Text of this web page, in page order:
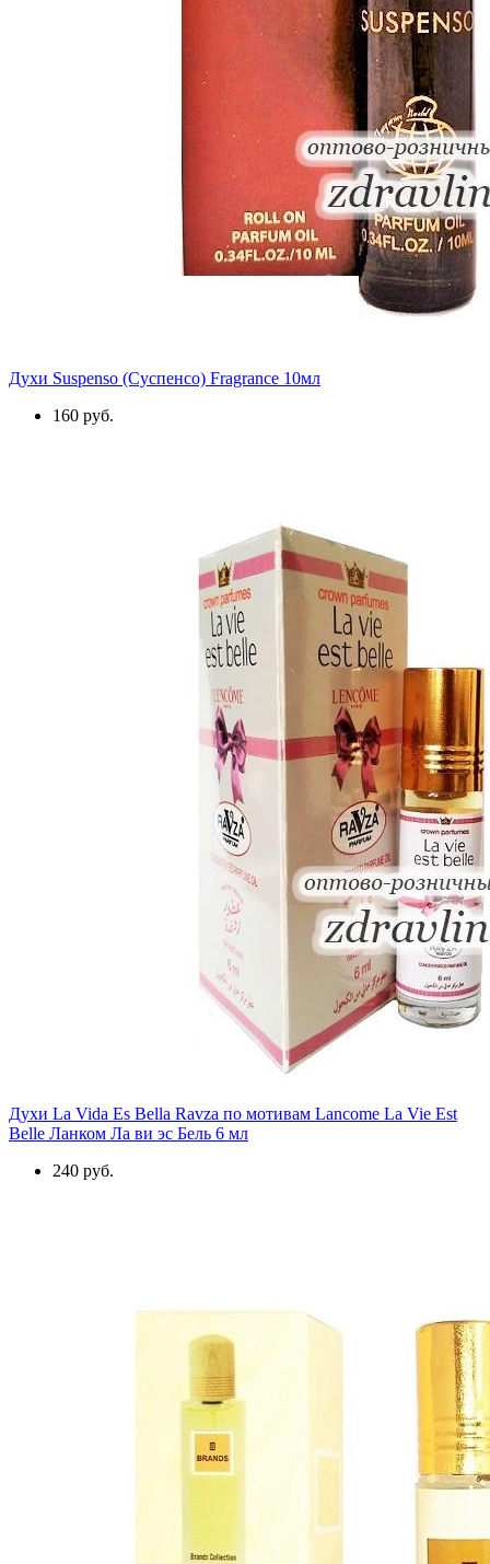
Духи Suspenso (Суспенсо) Fragrance 10мл
160 руб.
Духи La Vida Es Bella Ravza по мотивам Lancome La Vie Est
Belle Ланком Ла ви эс Бель 6 мл
240 руб.